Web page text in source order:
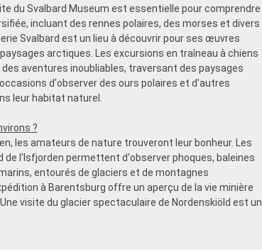
du Svalbard Museum est essentielle pour comprendre
incluant des rennes polaires, des morses et divers
Svalbard est un lieu à découvrir pour ses œuvres
arctiques. Les excursions en traîneau à chiens
aventures inoubliables, traversant des paysages
d'observer des ours polaires et d'autres
leur habitat naturel.
?
les amateurs de nature trouveront leur bonheur. Les
de l'Isfjorden permettent d'observer phoques, baleines
entourés de glaciers et de montagnes
à Barentsburg offre un aperçu de la vie minière
visite du glacier spectaculaire de Nordenskiöld est un